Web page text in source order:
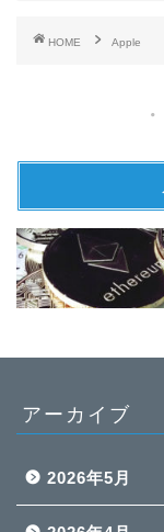
HOME Apple
アーカイブ
2026年5月